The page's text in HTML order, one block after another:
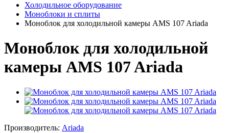
Холодильное оборудование
Моноблоки и сплиты
Моноблок для холодильной камеры AMS 107 Ariada
Моноблок для холодильной
камеры AMS 107 Ariada
Производитель: Ariada